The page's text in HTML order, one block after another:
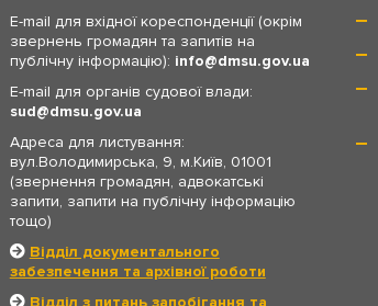
E-mail для вхідної кореспонденції (окрім
звернень громадян та запитів на
публічну інформацію): info
dmsu.gov.ua
E-mail для органів судової влади:
sud
dmsu.gov.ua
Адреса для листування:
вул.Володимирська, 9, м.Київ, 01001
(звернення громадян, адвокатські
запити, запити на публічну інформацію
тощо)
Відділ документального
забезпечення та архівної роботи